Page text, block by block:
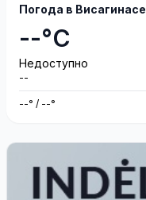
Погода в Висагинасе
--°C
Недоступно
--
--° / --°